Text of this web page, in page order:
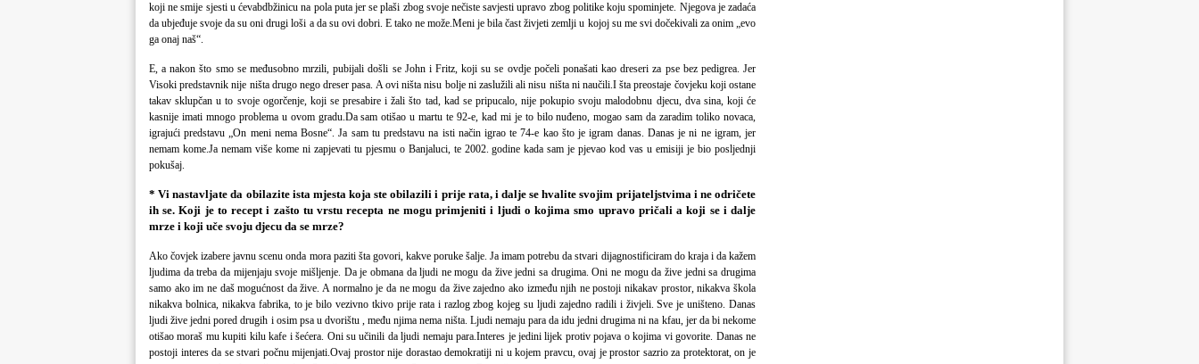
koji ne smije sjesti u ćevabdbžinicu na pola puta jer se plaši zbog svoje nečiste savjesti upravo zbog politike koju spominjete. Njegova je zadaća
da ubjeđuje svoje da su oni drugi loši a da su ovi dobri. E tako ne može.Meni je bila čast živjeti zemlji u kojoj su me svi dočekivali za onim „evo
ga onaj naš“.
E, a nakon što smo se međusobno mrzili, pubijali došli se John i Fritz, koji su se ovdje počeli ponašati kao dreseri za pse bez pedigrea. Jer
Visoki predstavnik nije ništa drugo nego dreser pasa. A ovi ništa nisu bolje ni zaslužili ali nisu ništa ni naučili.I šta preostaje čovjeku koji ostane
takav sklupčan u to svoje ogorčenje, koji se presabire i žali što tad, kad se pripucalo, nije pokupio svoju malodobnu djecu, dva sina, koji će
kasnije imati mnogo problema u ovom gradu.Da sam otišao u martu te 92-e, kad mi je to bilo nuđeno, mogao sam da zaradim toliko novaca,
igrajući predstavu „On meni nema Bosne“. Ja sam tu predstavu na isti način igrao te 74-e kao što je igram danas. Danas je ni ne igram, jer
nemam kome.Ja nemam više kome ni zapjevati tu pjesmu o Banjaluci, te 2002. godine kada sam je pjevao kod vas u emisiji je bio posljednji
pokušaj.
* Vi nastavljate da obilazite ista mjesta koja ste obilazili i prije rata, i dalje se hvalite svojim prijateljstvima i ne odričete
ih se. Koji je to recept i zašto tu vrstu recepta ne mogu primjeniti i ljudi o kojima smo upravo pričali a koji se i dalje
mrze i koji uče svoju djecu da se mrze?
Ako čovjek izabere javnu scenu onda mora paziti šta govori, kakve poruke šalje. Ja imam potrebu da stvari dijagnostificiram do kraja i da kažem
ljudima da treba da mijenjaju svoje mišljenje. Da je obmana da ljudi ne mogu da žive jedni sa drugima. Oni ne mogu da žive jedni sa drugima
samo ako im ne daš mogućnost da žive. A normalno je da ne mogu da žive zajedno ako između njih ne postoji nikakav prostor, nikakva škola
nikakva bolnica, nikakva fabrika, to je bilo vezivno tkivo prije rata i razlog zbog kojeg su ljudi zajedno radili i živjeli. Sve je uništeno. Danas
ljudi žive jedni pored drugih i osim psa u dvorištu , među njima nema ništa. Ljudi nemaju para da idu jedni drugima ni na kfau, jer da bi nekome
otišao moraš mu kupiti kilu kafe i šećera. Oni su učinili da ljudi nemaju para.Interes je jedini lijek protiv pojava o kojima vi govorite. Danas ne
postoji interes da se stvari počnu mijenjati.Ovaj prostor nije dorastao demokratiji ni u kojem pravcu, ovaj je prostor sazrio za protektorat, on je